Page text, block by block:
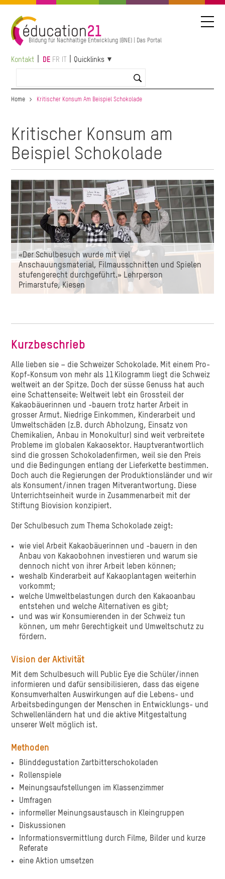
Direkt
Inhalt
Bildung für Nachhaltige Entwicklung (BNE) | Das Portal
Kontakt DE FR Quicklinks
Home Kritischer Konsum Am Beispiel Schokolade
Kritischer Konsum am
Beispiel Schokolade
«Der Schulbesuch wurde mit viel
Anschauungsmaterial, Filmausschnitten und Spielen
stufengerecht durchgeführt.» Lehrperson
Primarstufe, Kiesen
Kurzbeschrieb
Alle lieben sie – die Schweizer Schokolade. Mit einem Pro-
Kopf-Konsum von mehr als 11 Kilogramm liegt die Schweiz
weltweit an der Spitze. Doch der süsse Genuss hat auch
eine Schattenseite: Weltweit lebt ein Grossteil der
Kakaobäuerinnen und -bauern trotz harter Arbeit in
grosser Armut. Niedrige Einkommen, Kinderarbeit und
Umweltschäden (z.B. durch Abholzung, Einsatz von
Chemikalien, Anbau in Monokultur) sind weit verbreitete
Probleme im globalen Kakaosektor. Hauptverantwortlich
sind die grossen Schokoladenfirmen, weil sie den Preis
und die Bedingungen entlang der Lieferkette bestimmen.
Doch auch die Regierungen der Produktionsländer und wir
als Konsument/innen tragen Mitverantwortung. Diese
Unterrichtseinheit wurde in Zusammenarbeit mit der
Stiftung Biovision konzipiert.
Der Schulbesuch zum Thema Schokolade zeigt:
wie viel Arbeit Kakaobäuerinnen und -bauern in den
Anbau von Kakaobohnen investieren und warum sie
dennoch nicht von ihrer Arbeit leben können;
weshalb Kinderarbeit auf Kakaoplantagen weiterhin
vorkommt;
welche Umweltbelastungen durch den Kakaoanbau
entstehen und welche Alternativen es gibt;
und was wir Konsumierenden in der Schweiz tun
können, um mehr Gerechtigkeit und Umweltschutz zu
fördern.
Vision der Aktivität
Mit dem Schulbesuch will Public Eye die Schüler/innen
informieren und dafür sensibilisieren, dass das eigene
Konsumverhalten Auswirkungen auf die Lebens- und
Arbeitsbedingungen der Menschen in Entwicklungs- und
Schwellenländern hat und die aktive Mitgestaltung
unserer Welt möglich ist.
Methoden
Blinddegustation Zartbitterschokoladen
Rollenspiele
Meinungsaufstellungen im Klassenzimmer
Umfragen
informeller Meinungsaustausch in Kleingruppen
Diskussionen
Informationsvermittlung durch Filme, Bilder und kurze
Referate
eine Aktion umsetzen